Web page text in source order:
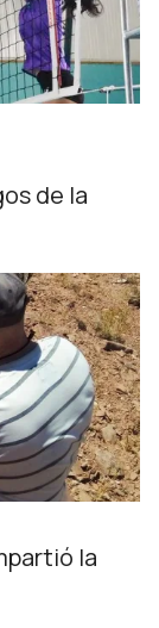
de la
la